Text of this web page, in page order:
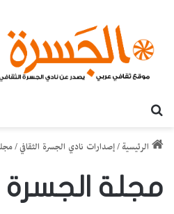
الرئيسية /إصدارات نادي الجسرة الثقافي/
مجلة الجسرة